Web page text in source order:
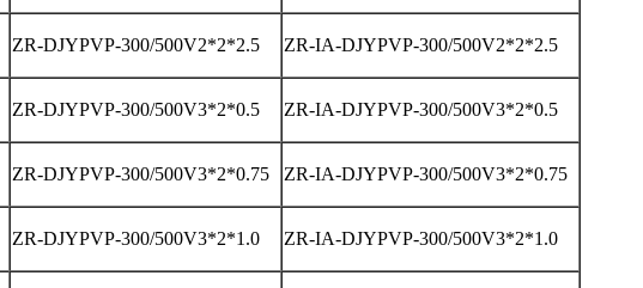
ZR-DJYPVP-300/500V2*2*2.5 ZR-IA-DJYPVP-300/500V2*2*2.5
ZR-DJYPVP-300/500V3*2*0.5 ZR-IA-DJYPVP-300/500V3*2*0.5
ZR-DJYPVP-300/500V3*2*0.75 ZR-IA-DJYPVP-300/500V3*2*0.75
ZR-DJYPVP-300/500V3*2*1.0 ZR-IA-DJYPVP-300/500V3*2*1.0